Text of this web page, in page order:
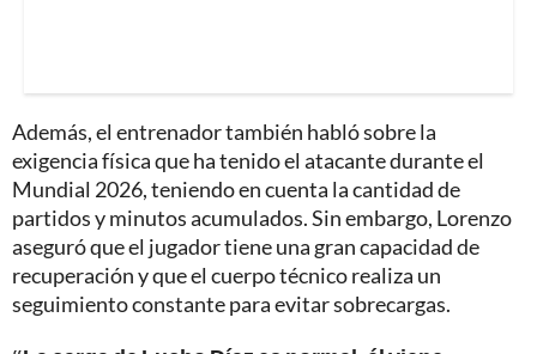
Además, el entrenador también habló sobre la
exigencia física que ha tenido el atacante durante el
Mundial 2026, teniendo en cuenta la cantidad de
partidos y minutos acumulados. Sin embargo, Lorenzo
aseguró que el jugador tiene una gran capacidad de
recuperación y que el cuerpo técnico realiza un
seguimiento constante para evitar sobrecargas.